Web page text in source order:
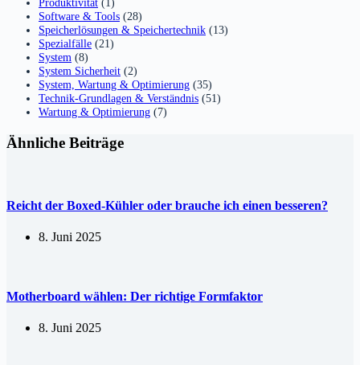
Produktivität (1)
Software & Tools (28)
Speicherlösungen & Speichertechnik (13)
Spezialfälle (21)
System (8)
System Sicherheit (2)
System, Wartung & Optimierung (35)
Technik-Grundlagen & Verständnis (51)
Wartung & Optimierung (7)
Ähnliche Beiträge
Reicht der Boxed-Kühler oder brauche ich einen besseren?
8. Juni 2025
Motherboard wählen: Der richtige Formfaktor
8. Juni 2025